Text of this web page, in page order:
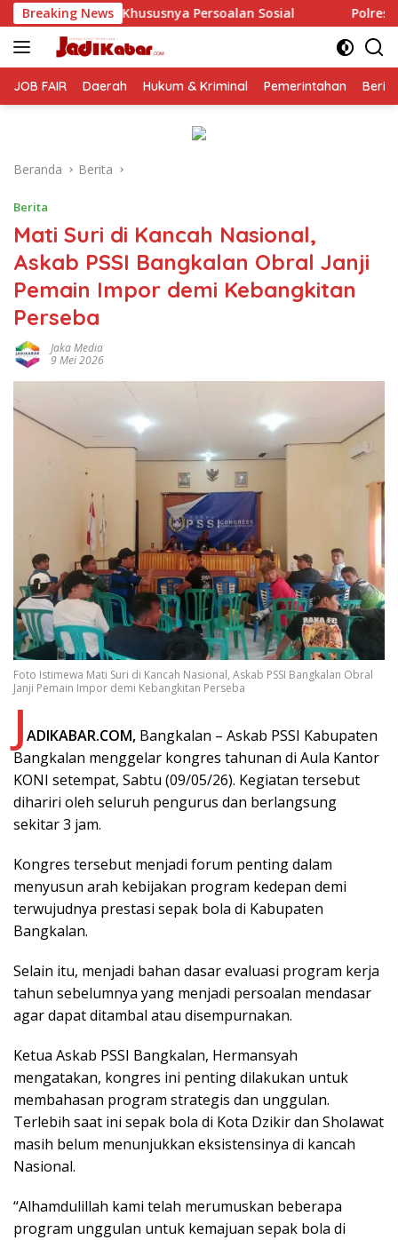
Langsung
ke
konten
Breaking News
Sosial Polresta Malang Kota Gelar Makan
JOB FAIR Daerah Hukum & Kriminal Pemerintahan
Beranda Berita
Berita
Mati Suri di Kancah Nasional,
Askab PSSI Bangkalan Obral Janji
Pemain Impor demi Kebangkitan
Perseba
Jaka Media
9 Mei 2026
Foto Istimewa Mati Suri di Kancah Nasional, Askab PSSI Bangkalan Obral
Janji Pemain Impor demi Kebangkitan Perseba
JADIKABAR.COM, Bangkalan – Askab PSSI Kabupaten
Bangkalan menggelar kongres tahunan di Aula Kantor
KONI setempat, Sabtu (09/05/26). Kegiatan tersebut
dihariri oleh seluruh pengurus dan berlangsung
sekitar 3 jam.
Kongres tersebut menjadi forum penting dalam
menyusun arah kebijakan program kedepan demi
terwujudnya prestasi sepak bola di Kabupaten
Bangkalan.
Selain itu, menjadi bahan dasar evaluasi program kerja
tahun sebelumnya yang menjadi persoalan mendasar
agar dapat ditambal atau disempurnakan.
Ketua Askab PSSI Bangkalan, Hermansyah
mengatakan, kongres ini penting dilakukan untuk
membahasan program strategis dan unggulan.
Terlebih saat ini sepak bola di Kota Dzikir dan Sholawat
masih belum menunjukkan eksistensinya di kancah
Nasional.
“Alhamdulillah kami telah merumuskan beberapa
program unggulan untuk kemajuan sepak bola di